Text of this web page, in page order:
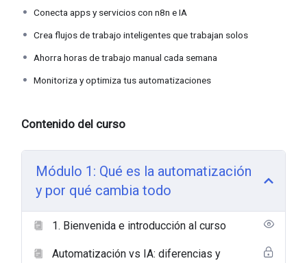
Conecta apps y servicios con n8n e IA
Crea flujos de trabajo inteligentes que trabajan solos
Ahorra horas de trabajo manual cada semana
Monitoriza y optimiza tus automatizaciones
Contenido del curso
Módulo 1: Qué es la automatización
y por qué cambia todo
1. Bienvenida e introducción al curso
Automatización vs IA: diferencias y